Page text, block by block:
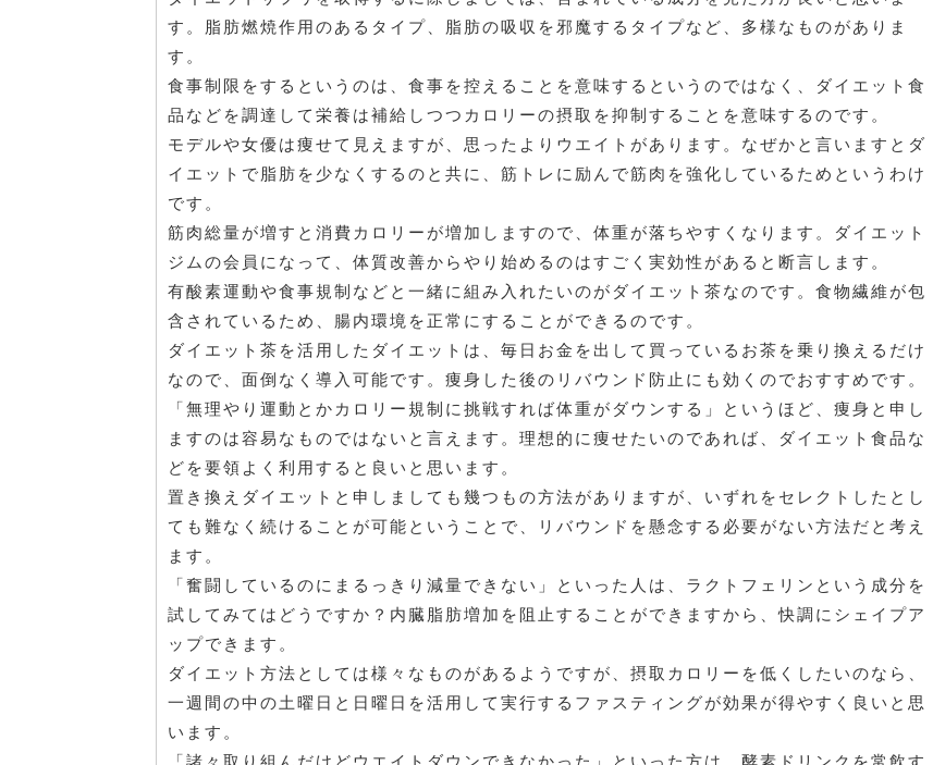
す。脂肪燃焼作用のあるタイプ、脂肪の吸収を邪魔するタイプなど、多様なものがありま
す。
食事制限をするというのは、食事を控えることを意味するというのではなく、ダイエット食
品などを調達して栄養は補給しつつカロリーの摂取を抑制することを意味するのです。
モデルや女優は痩せて見えますが、思ったよりウエイトがあります。なぜかと言いますとダ
イエットで脂肪を少なくするのと共に、筋トレに励んで筋肉を強化しているためというわけ
です。
筋肉総量が増すと消費カロリーが増加しますので、体重が落ちやすくなります。ダイエット
ジムの会員になって、体質改善からやり始めるのはすごく実効性があると断言します。
有酸素運動や食事規制などと一緒に組み入れたいのがダイエット茶なのです。食物繊維が包
含されているため、腸内環境を正常にすることができるのです。
ダイエット茶を活用したダイエットは、毎日お金を出して買っているお茶を乗り換えるだけ
なので、面倒なく導入可能です。痩身した後のリバウンド防止にも効くのでおすすめです。
「無理やり運動とかカロリー規制に挑戦すれば体重がダウンする」というほど、痩身と申し
ますのは容易なものではないと言えます。理想的に痩せたいのであれば、ダイエット食品な
どを要領よく利用すると良いと思います。
置き換えダイエットと申しましても幾つもの方法がありますが、いずれをセレクトしたとし
ても難なく続けることが可能ということで、リバウンドを懸念する必要がない方法だと考え
ます。
「奮闘しているのにまるっきり減量できない」といった人は、ラクトフェリンという成分を
試してみてはどうですか？内臓脂肪増加を阻止することができますから、快調にシェイプア
ップできます。
ダイエット方法としては様々なものがあるようですが、摂取カロリーを低くしたいのなら、
一週間の中の土曜日と日曜日を活用して実行するファスティングが効果が得やすく良いと思
います。
「諸々取り組んだけどウエイトダウンできなかった」といった方は、酵素ドリンクを常飲す